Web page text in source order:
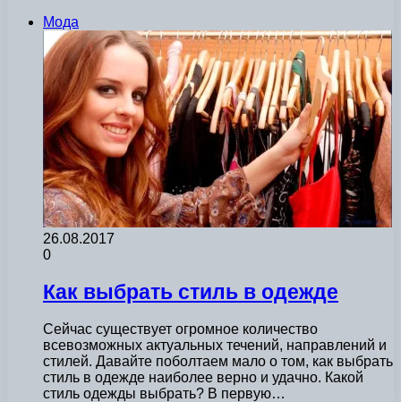
Мода
26.08.2017
0
Как выбрать стиль в одежде
Сейчас существует огромное количество
всевозможных актуальных течений, направлений и
стилей. Давайте поболтаем мало о том, как выбрать
стиль в одежде наиболее верно и удачно. Какой
стиль одежды выбрать? В первую…